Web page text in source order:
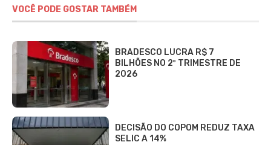
VOCÊ PODE GOSTAR TAMBÉM
BRADESCO LUCRA R$ 7
BILHÕES NO 2º TRIMESTRE DE
2026
DECISÃO DO COPOM REDUZ TAXA
SELIC A 14%